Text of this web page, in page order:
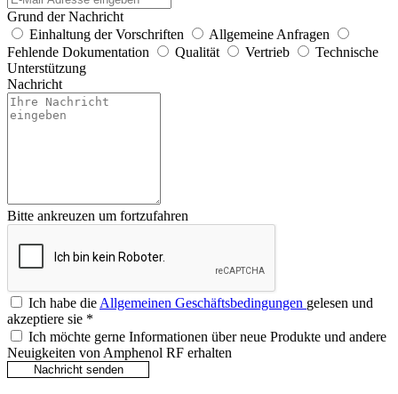
Grund der Nachricht
Einhaltung der Vorschriften
Allgemeine Anfragen
Fehlende Dokumentation
Qualität Vertrieb
Technische
Unterstützung
Nachricht
Bitte ankreuzen um fortzufahren
Ich habe dieAllgemeinen Geschäftsbedingungen gelesen und
akzeptiere sie *
Ich möchte gerne Informationen über neue Produkte und andere
Neuigkeiten von Amphenol RF erhalten